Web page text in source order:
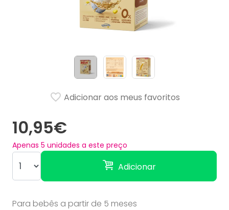
10,95€
Apenas 5 unidades a este preço
Adicionar
Adicionar aos meus favoritos
Para bebês a partir de 5 meses